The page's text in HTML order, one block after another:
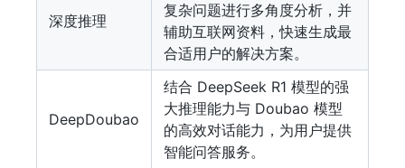
深度推理
复杂问题进行多角度分析，并
辅助互联网资料，快速生成最
合适用户的解决方案。
DeepDoubao
结合 DeepSeek R1 模型的强
大推理能力与 Doubao 模型
的高效对话能力，为用户提供
智能问答服务。